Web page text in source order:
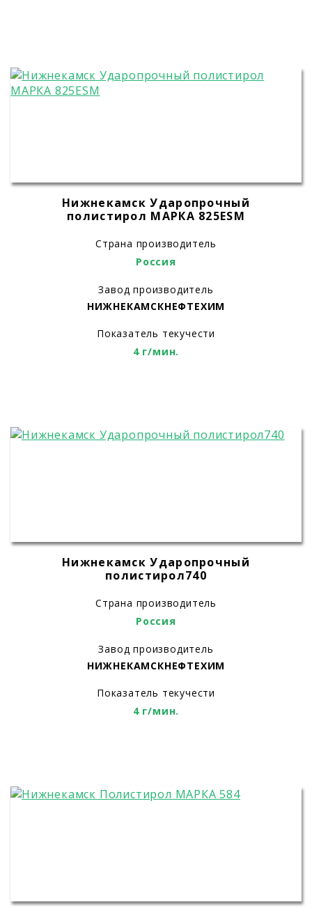
Нижнекамск Ударопрочный
полистирол МАРКА 825ЕSM
Страна производитель
Россия
Завод производитель
НИЖНЕКАМСКНЕФТЕХИМ
Показатель текучести
4 г/мин.
Нижнекамск Ударопрочный
полистирол740
Страна производитель
Россия
Завод производитель
НИЖНЕКАМСКНЕФТЕХИМ
Показатель текучести
4 г/мин.